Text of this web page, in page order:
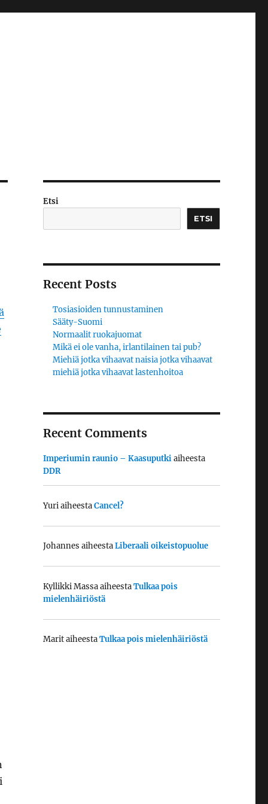
Etsi
ETSI
Recent Posts
Tosiasioiden tunnustaminen
Sääty-Suomi
Normaalit ruokajuomat
Mikä ei ole vanha, irlantilainen tai pub?
Miehiä jotka vihaavat naisia jotka vihaavat
miehiä jotka vihaavat lastenhoitoa
Recent Comments
Imperiumin raunio – Kaasuputkiaiheesta
DDR
YuriaiheestaCancel?
Johannes aiheestaLiberaali oikeistopuolue
Kyllikki MassaaiheestaTulkaa pois
mielenhäiriöstä
MaritaiheestaTulkaa pois mielenhäiriöstä